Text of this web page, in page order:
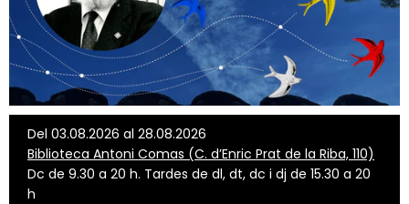
Del 03.08.2026 al 28.08.2026
Biblioteca Antoni Comas (C. d’Enric Prat de la Riba, 110)
Dc de 9.30 a 20 h. Tardes de dl, dt, dc i dj de 15.30 a 20
h